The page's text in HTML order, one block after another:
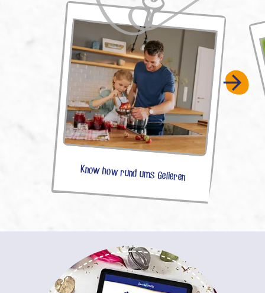
Know how rund ums Gelieren